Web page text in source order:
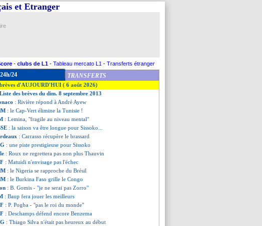
et Etranger
- clubs de L1 - Tableau mercato L1 - Transferts étranger
24 TRANSFERTS
brèves d'AUJOURD'HUI ( 6 août 2026)
Liste des brèves du dim. 8 septembre 2013
: Rivière répond à André Ayew
: le Cap-Vert élimine la Tunisie !
: Lemina, "fragile au niveau mental"
: la saison va être longue pour Sissoko...
: Carrasso récupère le brassard
: une piste prestigieuse pour Sissoko
: Roux ne regrettera pas non plus Thauvin
: Matuidi n'envisage pas l'échec
: le Nigeria se rapproche du Brésil
: le Burkina Faso grille le Congo
: B. Gomis - "je ne serai pas Zorro"
: Baup fera jouer les meilleurs
: P. Pogba - "pas le roi du monde"
: Deschamps défend encore Benzema
: Thiago Silva n'était pas heureux au début